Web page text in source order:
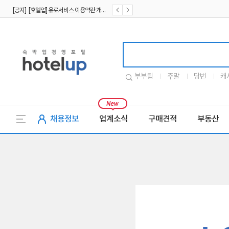
부부팀 주말 당번 캐
채용정보 업계소식 구매견적 부동산